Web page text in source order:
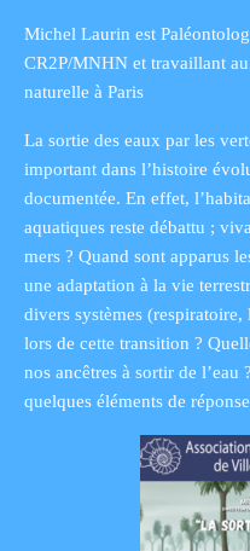
Michel Laurin est
CR2P/MNHN et travaillant
naturelle à Paris
La sortie des eaux par les
important dans l’histoire
documentée. En effet,
aquatiques reste débattu ;
mers ? Quand sont apparus
une adaptation à la vie
divers systèmes
lors de cette transition ?
nos ancêtres à sortir de l’eau
quelques éléments de